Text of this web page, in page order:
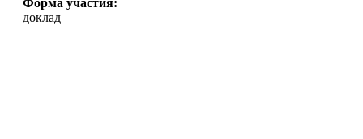
Форма участия:
доклад